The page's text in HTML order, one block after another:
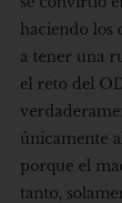
haciendo los
a tener una
el reto del
únicamente
porque el
tanto,